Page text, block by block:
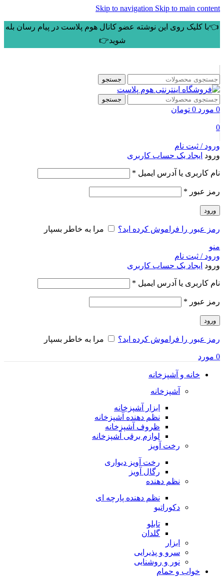
Skip to navigation Skip to main content
👈با کلیک روی این نوشته عضو کانال هوم پلاست در پیام رسان بله
شوید👉
جستجو
جستجو
0 مورد 0 تومان
0
ورود / ثبت نام
ورود ایجاد یک حساب کاربری
نام کاربری یا آدرس ایمیل *
رمز عبور *
ورود
رمز عبور را فراموش کرده اید؟ مرا به خاطر بسپار
منو
ورود / ثبت نام
ورود ایجاد یک حساب کاربری
نام کاربری یا آدرس ایمیل *
رمز عبور *
ورود
رمز عبور را فراموش کرده اید؟ مرا به خاطر بسپار
0 مورد
خانه و آشپزخانه
آشپزخانه
ابزار آشپزخانه
نظم دهنده آشپزخانه
ظروف آشپزخانه
لوازم برقی آشپزخانه
رخت آویز
رخت آویز دیواری
رگال آویز
نظم دهنده
نظم دهنده پارچه ای
دکوراتیو
تابلو
گلدان
ابزار
سرو و پذیرایی
نور و روشنایی
خواب و حمام